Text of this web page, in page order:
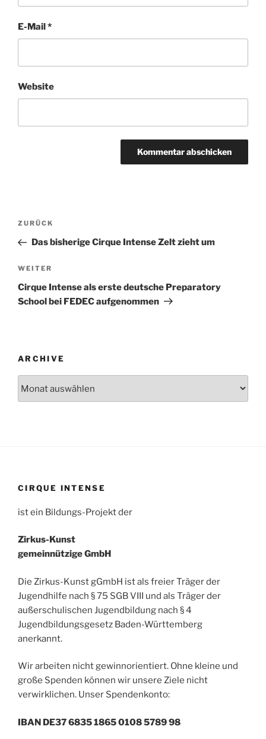
E-Mail*
Website
Beitrags-
Vorheriger
Beitrag
ZURÜCK
Das bisherige Cirque Intense Zelt zieht um
Nächster
Beitrag
WEITER
Cirque Intense als erste deutsche Preparatory
School bei FEDEC aufgenommen
ARCHIVE
CIRQUE INTENSE
ist ein Bildungs-Projekt der
Zirkus-Kunst
gemeinnützige GmbH
Die Zirkus-Kunst gGmbH ist als freier Träger der
Jugendhilfe nach § 75 SGB VIII und als Träger der
außerschulischen Jugendbildung nach § 4
Jugendbildungsgesetz Baden-Württemberg
anerkannt.
Wir arbeiten nicht gewinnorientiert. Ohne kleine und
große Spenden können wir unsere Ziele nicht
verwirklichen. Unser Spendenkonto:
IBAN DE37 6835 1865 0108 5789 98